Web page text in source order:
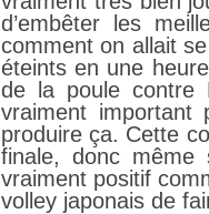
d’embêter les
comment on allait
éteints en une
de la poule contre
vraiment important
produire ça. Cette
finale, donc
vraiment positif
volley japonais de